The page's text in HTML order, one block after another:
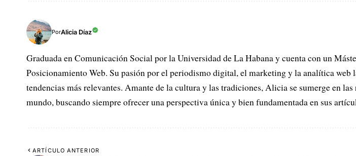
PorAlicia Díaz
Graduada en Comunicación Social por la Universidad de La Habana y cuenta con un
Posicionamiento Web. Su pasión por el periodismo digital, el marketing y la analítica web
tendencias más relevantes. Amante de la cultura y las tradiciones, Alicia se sumerge en
mundo, buscando siempre ofrecer una perspectiva única y bien fundamentada en sus
ARTÍCULO ANTERIOR